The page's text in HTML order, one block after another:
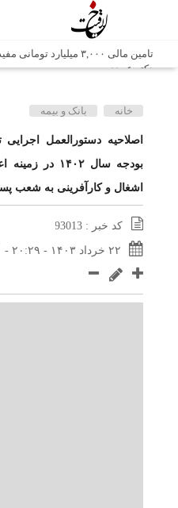
تامین مالی ۳,۰۰۰
دکتر عبیدی
شش وزیر کابینه پاکستان با حضور
اتابک: ظرفیت های جدید همکاری‌های
محوریت بخش خصوصی فعال می‌شود
در مسیر جا‌مانده‌ها، دل‌ها به
وزیر صمت خواستار پیگیری
شد / تجارت ۱۰ میلیارد دلاری ایران و پاکستان
ارتباط زائران را آسان‌تر می‌کند
خانه بانک و بیمه
بودجه سال
اشغال و کارآفرینی به شعب
کد خبر : 93013
۲۲ خرداد ۱۴۰۳ - ۲۰:۲۹ - ۱۱ ژوئن ۲۰۲۴ - ۲۰:۲۹